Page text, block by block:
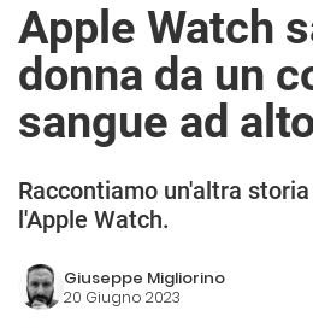
Apple Watch
donna da un
sangue ad
Raccontiamo un'altra
l'Apple Watch.
Giuseppe Migliorino
20 Giugno 2023